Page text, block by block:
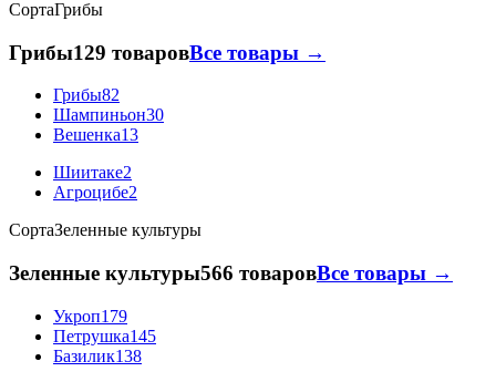
СортаГрибы
Грибы129 товаровВсе товары →
Грибы82
Шампиньон30
Вешенка13
Шиитаке2
Агроцибе2
СортаЗеленные культуры
Зеленные культуры566 товаровВсе товары →
Укроп179
Петрушка145
Базилик138